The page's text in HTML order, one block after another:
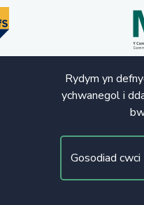
Rydym yn
ychwanegol i
Gosodiad cwci
Pob Hawl